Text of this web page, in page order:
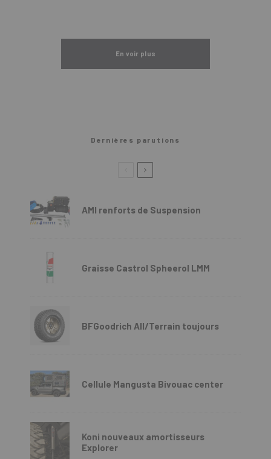
En voir plus
Dernières parutions
AMI renforts de Suspension
Graisse Castrol Spheerol LMM
BFGoodrich All/Terrain toujours
Cellule Mangusta Bivouac center
Koni nouveaux amortisseurs
Explorer